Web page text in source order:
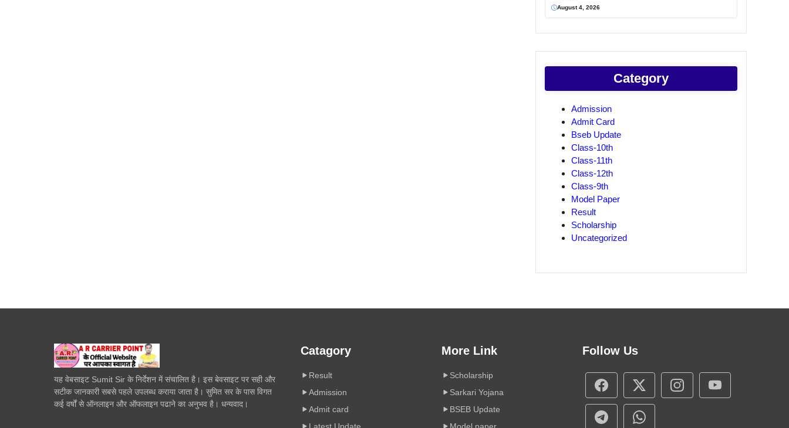
August 4, 2026
Category
Admission
Admit Card
Bseb Update
Class-10th
Class-11th
Class-12th
Class-9th
Model Paper
Result
Scholarship
Uncategorized
यह वेबसाइट Sumit Sir के निर्देशन में संचालित है। इस बेवसाइट पर सही और
सटीक जानकारी सबसे पहले उपलब्ध कराया जाता है। सुमित सर के पास विगत
कई वर्षों से ऑनलाइन और ऑफलाइन पढाने का अनुभव है। धन्यवाद।
Catagory
Result
Admission
Admit card
Latest Update
More Link
Scholarship
Sarkari Yojana
BSEB Update
Model paper
Follow Us